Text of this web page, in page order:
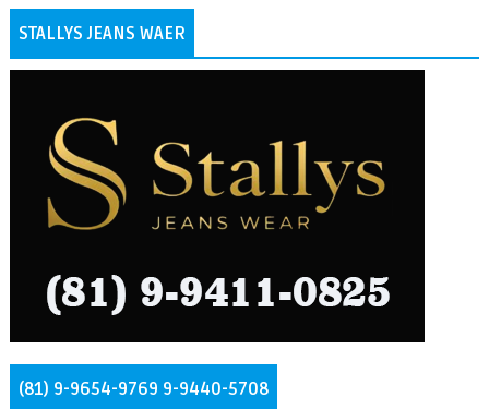
STALLYS JEANS WAER
(81) 9-9654-9769 9-9440-5708